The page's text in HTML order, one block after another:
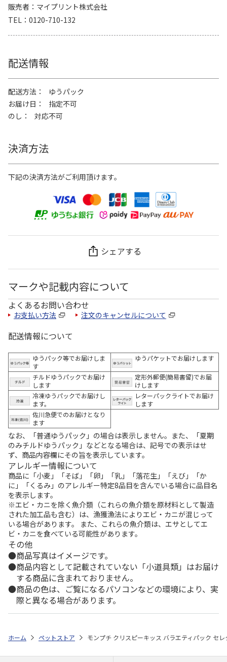
販売者
マイプリント株式会社
TEL
0120-710-132
配送情報
配送方法
ゆうパック
お届け日
指定不可
のし
対応不可
決済方法
下記の決済方法がご利用頂けます。
シェアする
マークや記載内容について
よくあるお問い合わせ
お支払い方法 注文のキャンセルについて
配送情報について
ゆうパック等でお届けしま
す
ゆうパケットでお届けします
チルドゆうパックでお届け
します
定形外郵便(簡易書留)でお届
けします
冷凍ゆうパックでお届けし
ます。
レターパックライトでお届け
します
佐川急便でのお届けとなり
ます
なお、「普通ゆうパック」の場合は表示しません。また、「夏期
のみチルドゆうパック」などとなる場合は、記号での表示はせ
ず、商品内容欄にその旨を表示しています。
アレルギー情報について
商品に「小麦」「そば」「卵」「乳」「落花生」「えび」「か
に」「くるみ」のアレルギー特定8品目を含んでいる場合に品目名
を表示します。
※エビ・カニを除く魚介類（これらの魚介類を原材料として製造
された加工品も含む）は、漁獲漁法によりエビ・カニが混じって
いる場合があります。 また、これらの魚介類は、エサとしてエ
ビ・カニを食べている可能性があります。
その他
商品写真はイメージです。
商品内容として記載されていない「小道具類」はお届け
する商品に含まれておりません。
商品の色は、ご覧になるパソコンなどの環境により、実
際と異なる場合があります。
ホーム ペットストア モンプチ クリスピーキッス バラエティパック セ